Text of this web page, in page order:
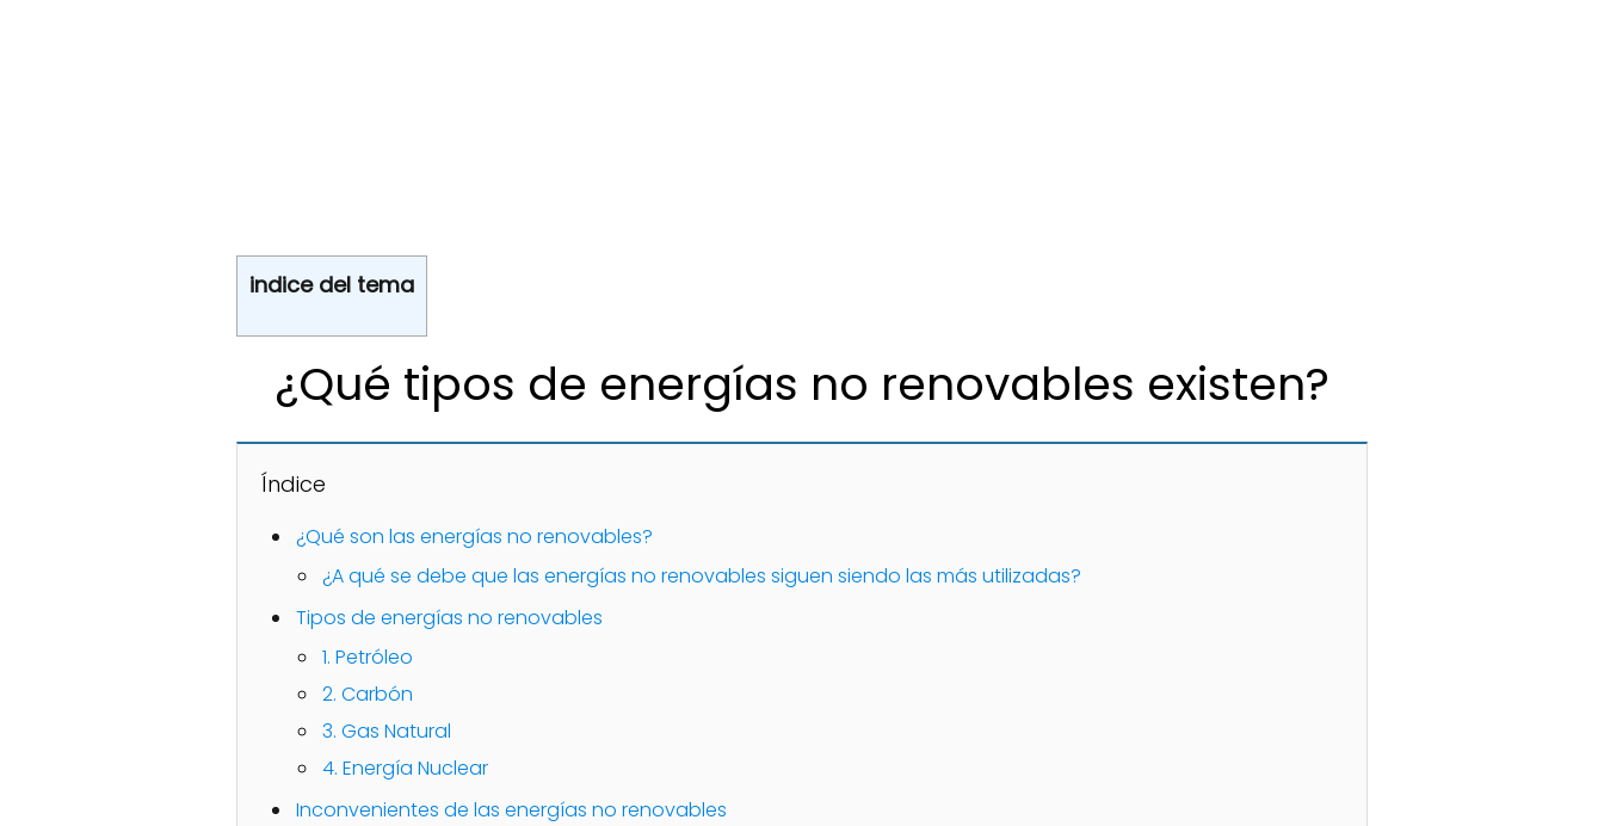
indice del tema
¿Qué tipos de energías no renovables existen?
Índice
¿Qué son las energías no renovables?
¿A qué se debe que las energías no renovables siguen siendo las más utilizadas?
Tipos de energías no renovables
1. Petróleo
2. Carbón
3. Gas Natural
4. Energía Nuclear
Inconvenientes de las energías no renovables